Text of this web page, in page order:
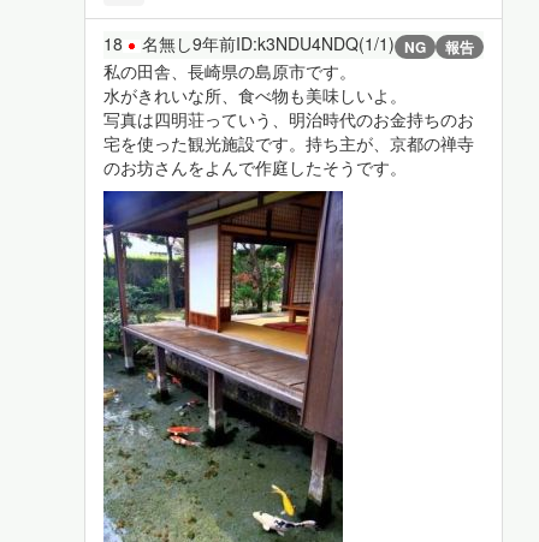
18 名無し9年前ID:k3NDU4NDQ(1/1) NG 報告
私の田舎、長崎県の島原市です。
水がきれいな所、食べ物も美味しいよ。
写真は四明荘っていう、明治時代のお金持ちのお
宅を使った観光施設です。持ち主が、京都の禅寺
のお坊さんをよんで作庭したそうです。